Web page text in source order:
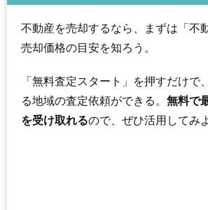
不動産を売却するなら、まずは「不
売却価格の目安を知ろう。
「無料査定スタート」を押すだけで
る地域の査定依頼ができる。 無料で
を受け取れるので、ぜひ活用してみ